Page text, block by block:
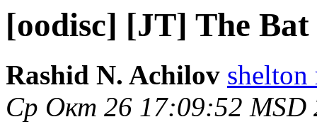
[oodisc] [JT] The Bat
Rashid N. Achilov shelton
Ср Окт 26 17:09:52 MSD